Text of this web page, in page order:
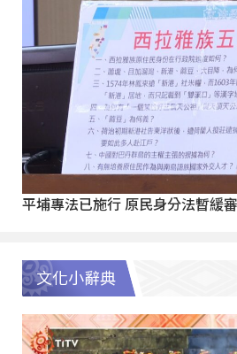
平埔專法已施行 原民身分法暫緩
文化小辭典